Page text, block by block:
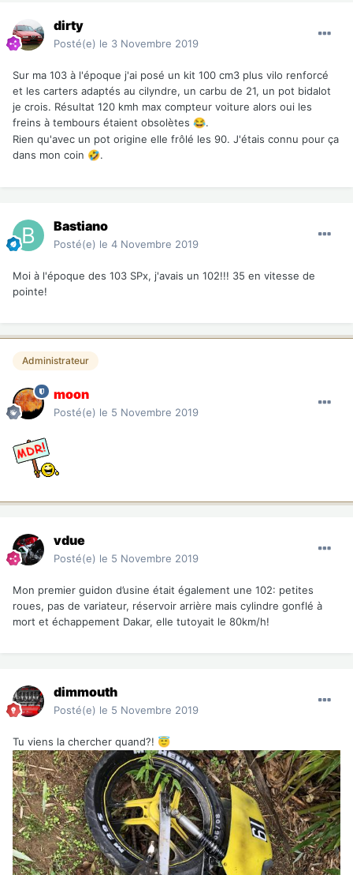
dirty
Posté(e) le 3 Novembre 2019
Sur ma 103 à l'époque j'ai posé un kit 100 cm3 plus vilo renforcé
et les carters adaptés au cilyndre, un carbu de 21, un pot bidalot
je crois. Résultat 120 kmh max compteur voiture alors oui les
freins à tembours étaient obsolètes 😂.
Rien qu'avec un pot origine elle frôlé les 90. J'étais connu pour ça
dans mon coin 🤣.
Bastiano
Posté(e) le 4 Novembre 2019
Moi à l'époque des 103 SPx, j'avais un 102!!! 35 en vitesse de
pointe!
Administrateur
moon
Posté(e) le 5 Novembre 2019
vdue
Posté(e) le 5 Novembre 2019
Mon premier guidon d’usine était également une 102: petites
roues, pas de variateur, réservoir arrière mais cylindre gonflé à
mort et échappement Dakar, elle tutoyait le 80km/h!
dimmouth
Posté(e) le 5 Novembre 2019
Tu viens la chercher quand?! 😇